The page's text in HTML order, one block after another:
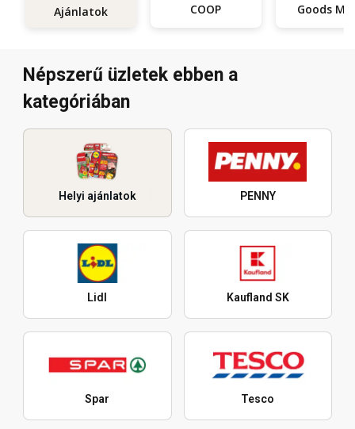
Ajánlatok COOP
Népszerű üzletek ebben a
kategóriában
Helyi ajánlatok PENNY
Lidl Kaufland SK
Spar Tesco